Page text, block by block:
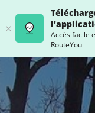
Accès facile
RouteYou